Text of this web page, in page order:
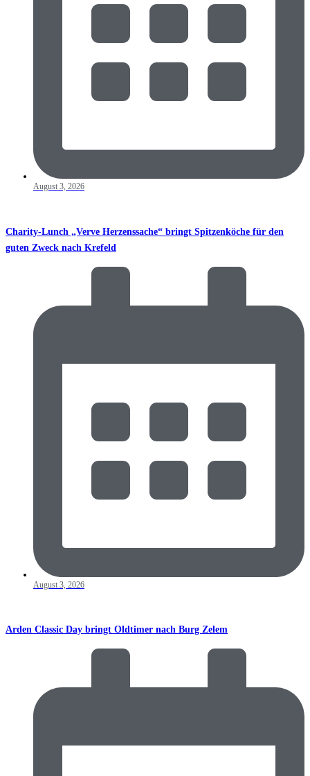
August 3, 2026
Charity-Lunch „Verve Herzenssache“ bringt Spitzenköche für den
guten Zweck nach Krefeld
August 3, 2026
Arden Classic Day bringt Oldtimer nach Burg Zelem